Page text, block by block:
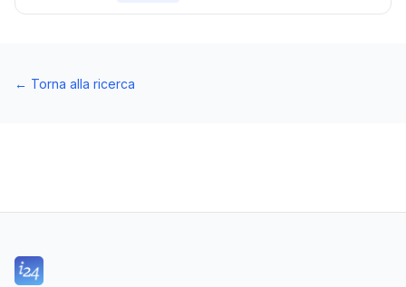
← Torna alla ricerca